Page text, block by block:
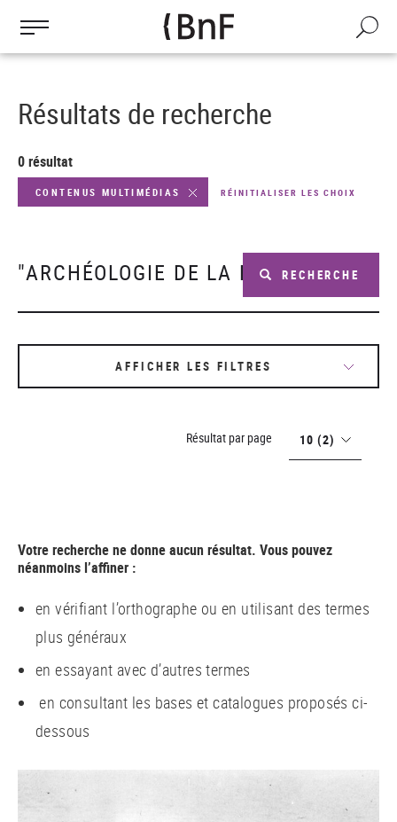
contenu
Recherche
Résultats de recherche
0 résultat
CONTENUS MULTIMÉDIAS RÉINITIALISER LES CHOIX
RECHERCHE
AFFICHER LES FILTRES
Résultat par page 10 (2)
Votre recherche ne donne aucun résultat. Vous pouvez
néanmoins l’affiner :
en vérifiant l’orthographe ou en utilisant des termes
plus généraux
en essayant avec d’autres termes
en consultant les bases et catalogues proposés ci-
dessous